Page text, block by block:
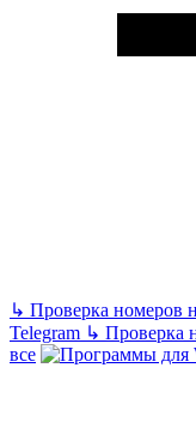
↳ Проверка номеров
Telegram ↳ Проверка
все